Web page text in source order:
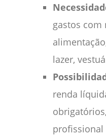
gastos com
lazer,
renda